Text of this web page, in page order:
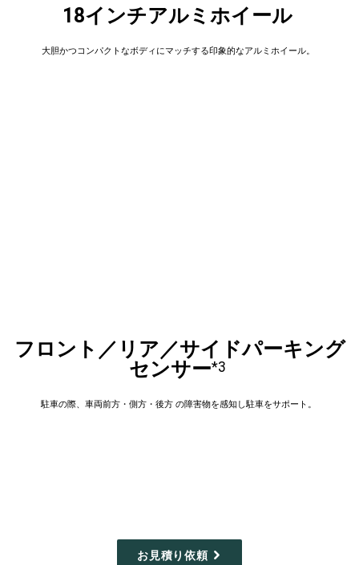
18インチアルミホイール
大胆かつコンパクトなボディにマッチする印象的なアルミホイール。
フロント／リア／サイドパーキング
センサー*3
駐車の際、車両前方・側方・後方 の障害物を感知し駐車をサポート。
お見積り依頼